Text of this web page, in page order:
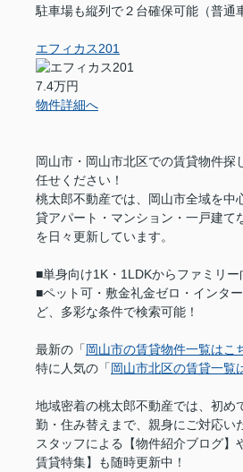
駐車場も縦列で２台確保可能（普通
エフィカス201
7.4万円
物件詳細へ
岡山市・岡山市北区での賃貸物件探
任せください！
桃太郎不動産では、岡山市全域を中
貸アパート・マンション・一戸建て
を日々更新しています。
■単身向け1K・1LDKからファミリ
■ペット可・敷金礼金ゼロ・インタ
ど、多彩な条件で検索可能！
最新の「 岡山市の賃貸物件一覧はこ
特に人気の「 岡山市北区の賃貸一覧
地域密着の桃太郎不動産では、初め
勤・住み替えまで、親身にご対応い
スタッフによる【物件紹介ブログ】
賃貸特集】も随時更新中！